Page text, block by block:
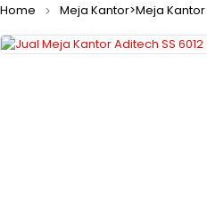
Home Meja Kantor>Meja